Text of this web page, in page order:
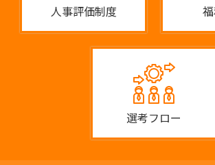
人事評価制度
選考フロー